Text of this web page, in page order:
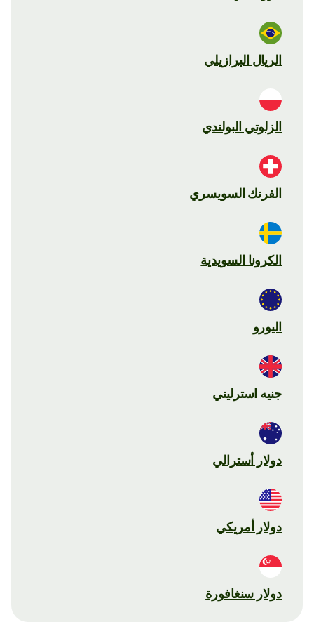
الريال البرازيلي
الزلوتي البولندي
الفرنك السويسري
الكرونا السويدية
اليورو
جنيه استرليني
دولار أسترالي
دولار أمريكي
دولار سنغافورة